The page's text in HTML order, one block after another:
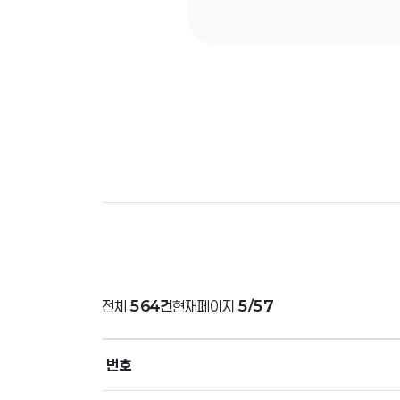
전체 564건현재페이지 5/57
번호